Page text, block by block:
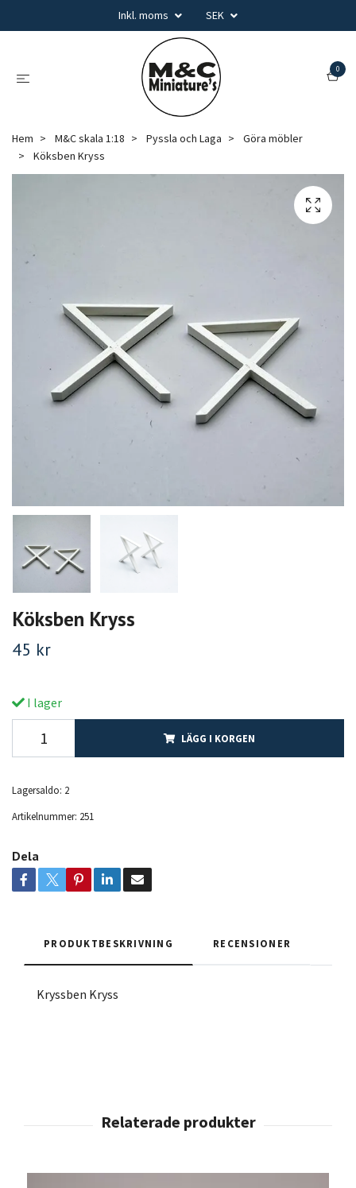
Inkl. moms SEK
0
Hem M&C skala 1:18 Pyssla och Laga
Göra möbler
Köksben Kryss
Köksben Kryss
45 kr
I lager
LÄGG I KORGEN
Lagersaldo: 2
Artikelnummer: 251
Dela
PRODUKTBESKRIVNING RECENSIONER
Kryssben Kryss